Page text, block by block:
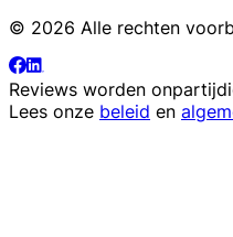
© 2026 Alle rechten
Reviews worden
Lees onze beleid en